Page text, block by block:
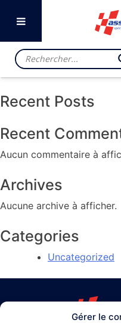
Gérer le
Previous: GRAND
Rechercher
Recent Posts
Recent
Aucun commentaire à
Archives
Aucune archive à afficher.
Categories
Uncategorized